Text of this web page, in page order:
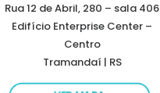
Rua 12 de Abril, 280 – sala 406
Edifício Enterprise Center –
Centro
Tramandaí | RS